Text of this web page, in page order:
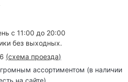
с 11:00 до 20:00
без выходных.
(схема проезда)
ассортиментом (в наличии